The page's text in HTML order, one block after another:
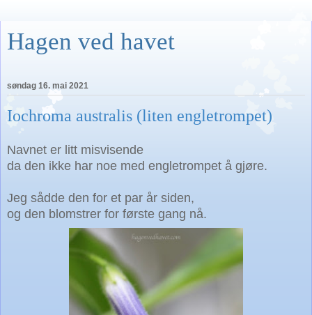
Hagen ved havet
søndag 16. mai 2021
Iochroma australis (liten engletrompet)
Navnet er litt misvisende
da den ikke har noe med engletrompet å gjøre.
Jeg sådde den for et par år siden,
og den blomstrer for første gang nå.